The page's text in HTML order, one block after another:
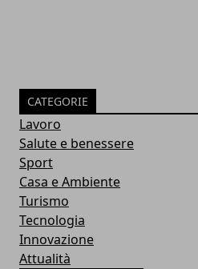
CATEGORIE
Lavoro
Salute e benessere
Sport
Casa e Ambiente
Turismo
Tecnologia
Innovazione
Attualità